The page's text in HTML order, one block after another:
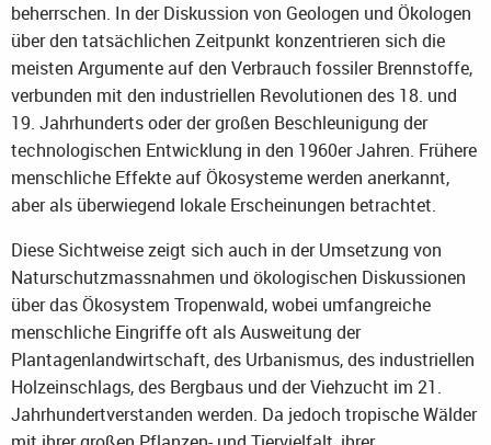
beherrschen. In der Diskussion von Geologen und Ökologen
über den tatsächlichen Zeitpunkt konzentrieren sich die
meisten Argumente auf den Verbrauch fossiler Brennstoffe,
verbunden mit den industriellen Revolutionen des 18. und
19. Jahrhunderts oder der großen Beschleunigung der
technologischen Entwicklung in den 1960er Jahren. Frühere
menschliche Effekte auf Ökosysteme werden anerkannt,
aber als überwiegend lokale Erscheinungen betrachtet.
Diese Sichtweise zeigt sich auch in der Umsetzung von
Naturschutzmassnahmen und ökologischen Diskussionen
über das Ökosystem Tropenwald, wobei umfangreiche
menschliche Eingriffe oft als Ausweitung der
Plantagenlandwirtschaft, des Urbanismus, des industriellen
Holzeinschlags, des Bergbaus und der Viehzucht im 21.
Jahrhundertverstanden werden. Da jedoch tropische Wälder